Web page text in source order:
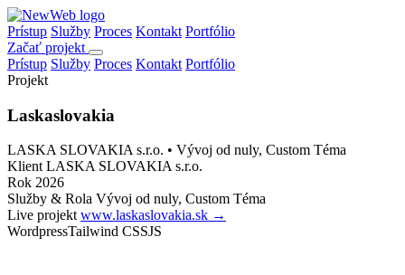
Prístup Služby Proces Kontakt Portfólio
Začať projekt
Prístup Služby Proces Kontakt Portfólio
Projekt
Laskaslovakia
LASKA SLOVAKIA s.r.o. • Vývoj od nuly, Custom Téma
Klient LASKA SLOVAKIA s.r.o.
Rok 2026
Služby & Rola Vývoj od nuly, Custom Téma
Live projekt www.laskaslovakia.sk →
WordpressTailwind CSSJS